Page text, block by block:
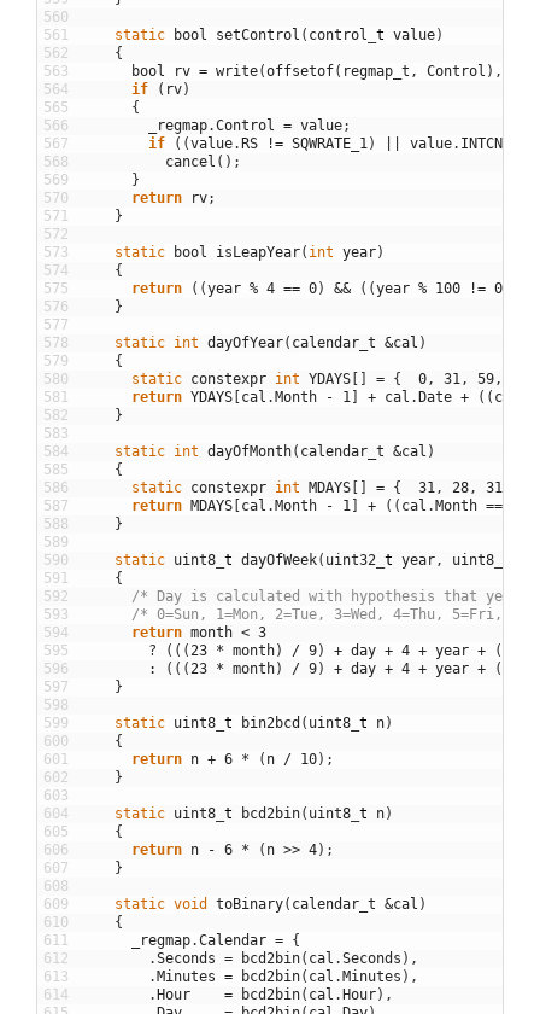
560
561
562
563
564
565
566
567
568
569
570
571
572
573
574
575
576
577
578
579
580
581
582
583
584
585
586
587
588
589
590
591
592
593
594
595
596
597
598
599
600
601
602
603
604
605
606
607
608
609
610
611
612
613
614
static bool setControl ( control t value)
{
bool
rv = write(offsetof( regmap_t , Control ) ,
if
( rv)
{
_regmap.Control = value;
if
( (value.RS != SQWRATE_1 ) value. INTCN
cancel ( ) ;
}
return
rv;
}
static bool isLeapYear( int year)
{
return
( (year % 4 == 0) && ( (year % 100 != 0
}
static int dayOfYear( calendar_t &cal )
{
static constexpr int YDAYS [ ] = { 0 , 31 , 59 ,
return YDAYS [cal .Month - 1 ] + cal .Date + ( ( cal
}
static int dayOfMonth( calendar_t &cal )
{
static constexpr int MDAYS [ ] = { 31 , 28 , 31
return MDAYS [cal .Month - 1 ] + ( ( cal .Month ==
}
static uint8 t dayOfWeek( uint32 t year , uint8
{
/* Day is calculated with hypothesis that year
/* 0=Sun, 1=Mon, 2=Tue, 3=Wed, 4=Thu, 5=Fri,
return month < 3
?
( ( ( 23 * month) / 9) + day + 4 + year + (
:
( ( ( 23 * month) / 9) + day + 4 + year + (
}
static uint8 t bin2bcd ( uint8 t n)
{
return n + 6 * ( n / 10) ;
}
static uint8 t bcd2bin( uint8 t n)
{
return n - 6 * ( n >> 4) ;
}
static void toBinary( calendar_t &cal )
{
_regmap.Calendar = {
.Seconds = bcd2bin( cal .Seconds ) ,
.Minutes = bcd2bin( cal .Minutes ) ,
.Hour = bcd2bin( cal .Hour) ,